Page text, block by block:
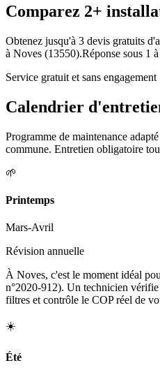
Comparez 2+
Obtenez jusqu'à 3 devis gratuits
à Noves (13550).Réponse sous 1
Service gratuit et sans engagement
Calendrier
Programme de maintenance
commune. Entretien obligatoire
🌱
Printemps
Mars-Avril
Révision annuelle
À Noves, c'est le moment idéal
n°2020-912). Un technicien
filtres et contrôle le COP réel de
☀️
Été